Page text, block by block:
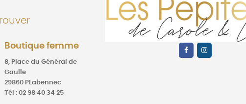
Boutique femme
8, Place du Général de
Gaulle
29860 PLabennec
Tél : 02 98 40 34 25